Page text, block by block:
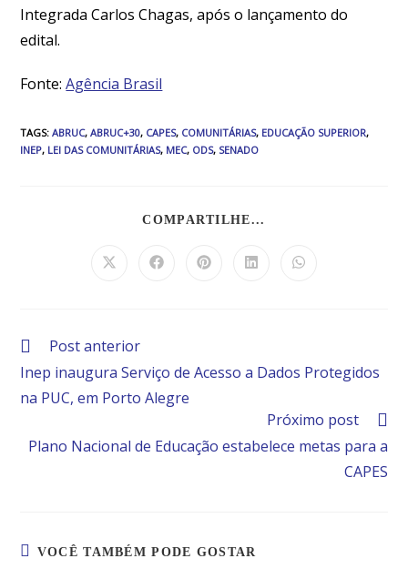
Integrada Carlos Chagas, após o lançamento do
edital.
Fonte:Agência Brasil
TAGS:ABRUC, ABRUC+30, CAPES, COMUNITÁRIAS, EDUCAÇÃO SUPERIOR,
INEP, LEI DAS COMUNITÁRIAS, MEC, ODS, SENADO
COMPARTILHE...
Post anterior
Inep inaugura Serviço de Acesso a Dados Protegidos
na PUC, em Porto Alegre
Próximo post
Plano Nacional de Educação estabelece metas para a
CAPES
VOCÊ TAMBÉM PODE GOSTAR